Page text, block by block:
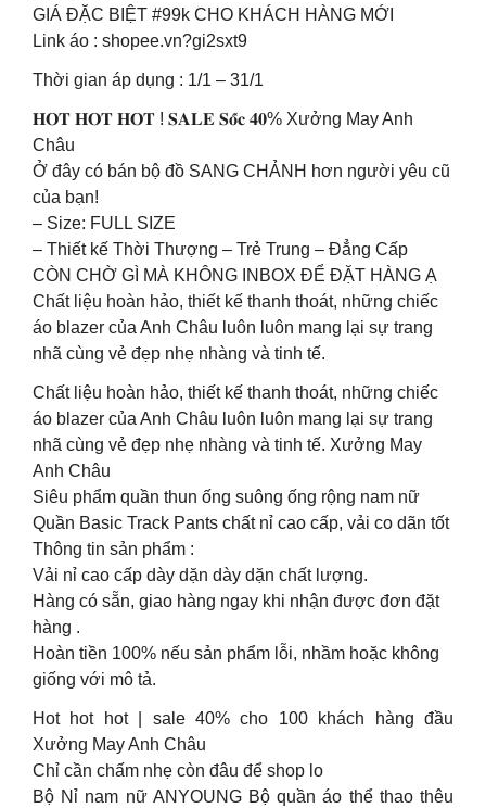
GIÁ ĐẶC BIỆT #99k CHO KHÁCH HÀNG MỚI
Link áo : shopee.vn?gi2sxt9
Thời gian áp dụng : 1/1 – 31/1
𝐇𝐎𝐓 𝐇𝐎𝐓 𝐇𝐎𝐓 ! 𝐒𝐀𝐋𝐄 𝐒𝐨̂́𝐜 𝟒𝟎% Xưởng May Anh
Châu
Ở đây có bán bộ đồ SANG CHẢNH hơn người yêu cũ
của bạn!
– Size: FULL SIZE
– Thiết kế Thời Thượng – Trẻ Trung – Đẳng Cấp
CÒN CHỜ GÌ MÀ KHÔNG INBOX ĐỂ ĐẶT HÀNG Ạ
Chất liệu hoàn hảo, thiết kế thanh thoát, những chiếc
áo blazer của Anh Châu luôn luôn mang lại sự trang
nhã cùng vẻ đẹp nhẹ nhàng và tinh tế.
Chất liệu hoàn hảo, thiết kế thanh thoát, những chiếc
áo blazer của Anh Châu luôn luôn mang lại sự trang
nhã cùng vẻ đẹp nhẹ nhàng và tinh tế. Xưởng May
Anh Châu
Siêu phẩm quần thun ống suông ống rộng nam nữ
Quần Basic Track Pants chất nỉ cao cấp, vải co dãn tốt
Thông tin sản phẩm :
Vải nỉ cao cấp dày dặn dày dặn chất lượng.
Hàng có sẵn, giao hàng ngay khi nhận được đơn đặt
hàng .
Hoàn tiền 100% nếu sản phẩm lỗi, nhầm hoặc không
giống với mô tả.
Hot hot hot | sale 40% cho 100 khách hàng đầu
Xưởng May Anh Châu
Chỉ cần chấm nhẹ còn đâu để shop lo
Bộ Nỉ nam nữ ANYOUNG Bộ quần áo thể thao thêu